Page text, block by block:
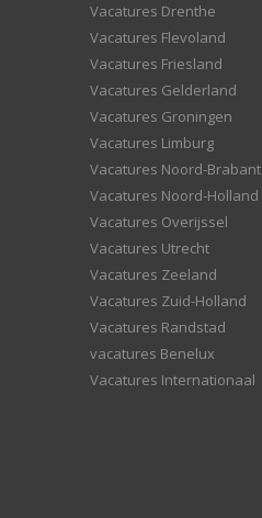
Vacatures Drenthe
Vacatures Flevoland
Vacatures Friesland
Vacatures Gelderland
Vacatures Groningen
Vacatures Limburg
Vacatures Noord-Brabant
Vacatures Noord-Holland
Vacatures Overijssel
Vacatures Utrecht
Vacatures Zeeland
Vacatures Zuid-Holland
Vacatures Randstad
vacatures Benelux
Vacatures Internationaal